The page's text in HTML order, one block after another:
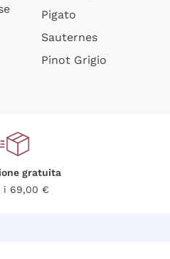
Pigato
Sauternes
Pinot Grigio
gratuita
i 69,00 €